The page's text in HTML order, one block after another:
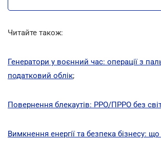
Читайте також:
Генератори у воєнний час: операції з
податковий облік;
Повернення блекаутів: РРО/ПРРО без
Вимкнення енергії та безпека бізнесу: